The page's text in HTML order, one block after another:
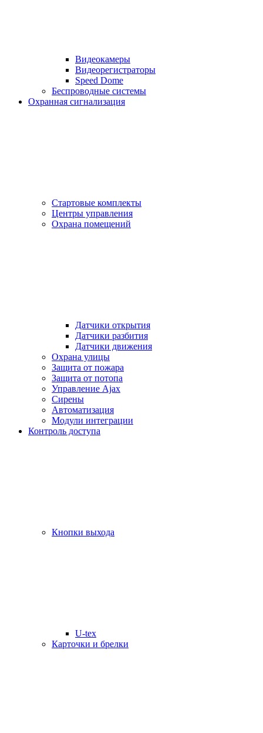
Видеокамеры
Видеорегистраторы
Speed Dome
Беспроводные системы
Охранная сигнализация
Стартовые комплекты
Центры управления
Охрана помещений
Датчики открытия
Датчики разбития
Датчики движения
Охрана улицы
Защита от пожара
Защита от потопа
Управление Ajax
Сирены
Автоматизация
Модули интеграции
Контроль доступа
Кнопки выхода
U-tex
Карточки и брелки